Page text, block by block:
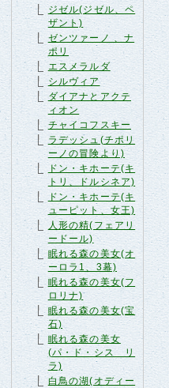
ジゼル(ジゼル、ペ
ザント)
ゼンツァーノ 、ナ
ポリ
エスメラルダ
シルヴィア
ダイアナとアクテ
ィオン
チャイコフスキー
ラデッシュ(チポリ
ーノの冒険より)
ドン・キホーテ(キ
トリ、ドルシネア)
ドン・キホーテ(キ
ューピット、女王)
人形の精(フェアリ
ードール)
眠れる森の美女(オ
ーロラ1、3幕)
眠れる森の美女(フ
ロリナ)
眠れる森の美女(宝
石)
眠れる森の美女
(パ・ド・シス リ
ラ)
白鳥の湖(オディー